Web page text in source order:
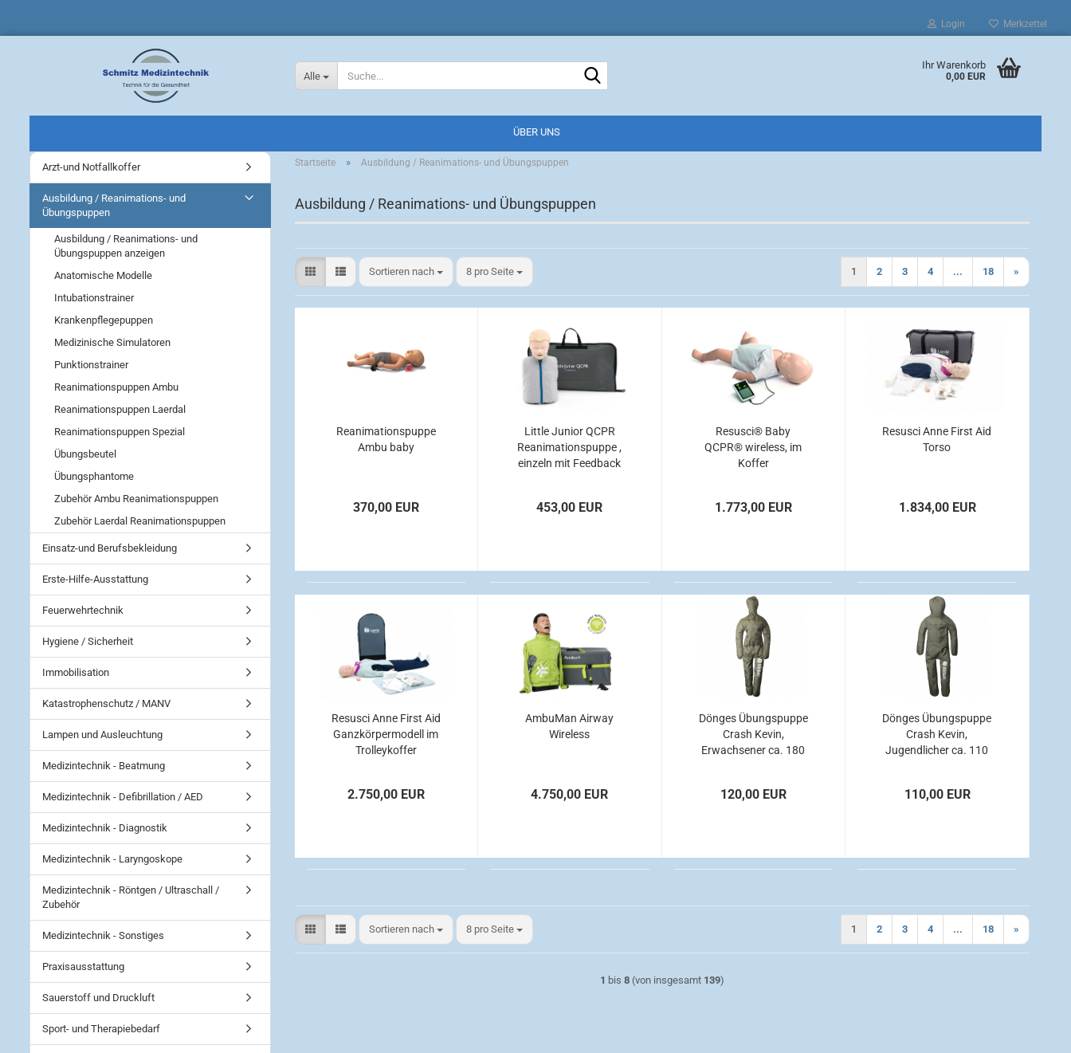
Login Merkzettel
Alle
Ihr Warenkorb
0,00 EUR
ÜBER UNS
Startseite » Ausbildung / Reanimations- und Übungspuppen
Ausbildung / Reanimations- und Übungspuppen
Sortieren nach
Sortieren nach 8 pro Seite
pro Seite 1 2 3 4 ... 18 »
Reanimationspuppe
Ambu baby
370,00 EUR
Little Junior QCPR
Reanimationspuppe ,
einzeln mit Feedback
453,00 EUR
Resusci® Baby
QCPR® wireless, im
Koffer
1.773,00 EUR
Resusci Anne First Aid
Torso
1.834,00 EUR
Resusci Anne First Aid
Ganzkörpermodell im
Trolleykoffer
2.750,00 EUR
AmbuMan Airway
Wireless
4.750,00 EUR
Dönges Übungspuppe
Crash Kevin,
Erwachsener ca. 180
120,00 EUR
Dönges Übungspuppe
Crash Kevin,
Jugendlicher ca. 110
110,00 EUR
Sortieren nach
Sortieren nach 8 pro Seite
pro Seite 1 2 3 4 ... 18 »
1 bis 8(von insgesamt 139)
Arzt-und Notfallkoffer
Ausbildung / Reanimations- und
Übungspuppen
Ausbildung / Reanimations- und
Übungspuppen anzeigen
Anatomische Modelle
Intubationstrainer
Krankenpflegepuppen
Medizinische Simulatoren
Punktionstrainer
Reanimationspuppen Ambu
Reanimationspuppen Laerdal
Reanimationspuppen Spezial
Übungsbeutel
Übungsphantome
Zubehör Ambu Reanimationspuppen
Zubehör Laerdal Reanimationspuppen
Einsatz-und Berufsbekleidung
Erste-Hilfe-Ausstattung
Feuerwehrtechnik
Hygiene / Sicherheit
Immobilisation
Katastrophenschutz / MANV
Lampen und Ausleuchtung
Medizintechnik - Beatmung
Medizintechnik - Defibrillation / AED
Medizintechnik - Diagnostik
Medizintechnik - Laryngoskope
Medizintechnik - Röntgen / Ultraschall /
Zubehör
Medizintechnik - Sonstiges
Praxisausstattung
Sauerstoff und Druckluft
Sport- und Therapiebedarf